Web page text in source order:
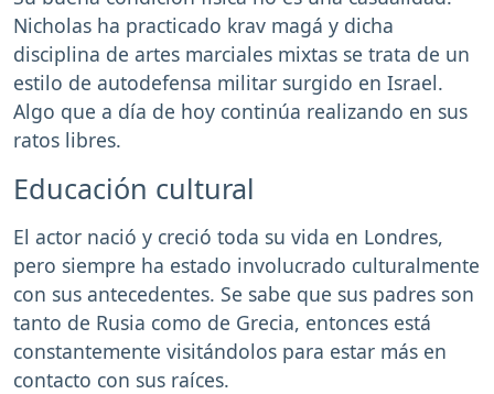
Nicholas ha practicado krav magá y dicha
disciplina de artes marciales mixtas se trata de un
estilo de autodefensa militar surgido en Israel.
Algo que a día de hoy continúa realizando en sus
ratos libres.
Educación cultural
El actor nació y creció toda su vida en Londres,
pero siempre ha estado involucrado culturalmente
con sus antecedentes. Se sabe que sus padres son
tanto de Rusia como de Grecia, entonces está
constantemente visitándolos para estar más en
contacto con sus raíces.